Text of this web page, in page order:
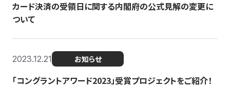
カード決済の受領日に関する内閣府の公式見解の変更に
ついて
2023.12.21 お知らせ
「コングラントアワード2023」受賞プロジェクトをご紹介！